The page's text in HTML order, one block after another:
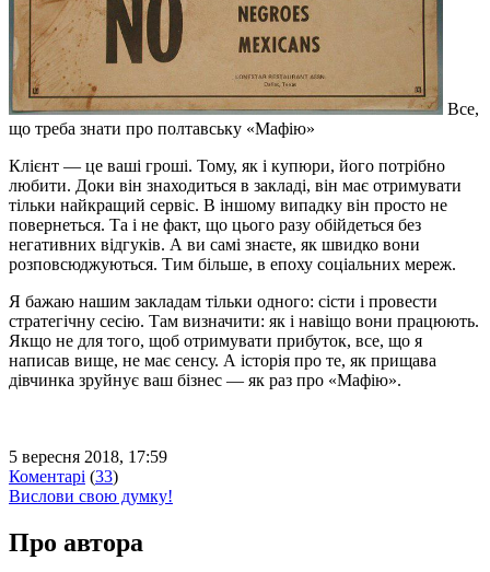
Все,
що треба знати про полтавську «Мафію»
Клієнт — це ваші гроші. Тому, як і купюри, його потрібно
любити. Доки він знаходиться в закладі, він має отримувати
тільки найкращий сервіс. В іншому випадку він просто не
повернеться. Та і не факт, що цього разу обійдеться без
негативних відгуків. А ви самі знаєте, як швидко вони
розповсюджуються. Тим більше, в епоху соціальних мереж.
Я бажаю нашим закладам тільки одного: сісти і провести
стратегічну сесію. Там визначити: як і навіщо вони працюють.
Якщо не для того, щоб отримувати прибуток, все, що я
написав вище, не має сенсу. А історія про те, як прищава
дівчинка зруйнує ваш бізнес — як раз про «Мафію».
5 вересня 2018, 17:59
Коментарі (33)
Вислови свою думку!
Про автора